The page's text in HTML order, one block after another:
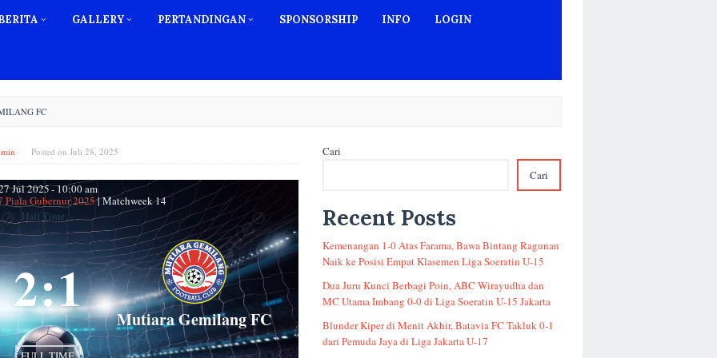
GALLERY PERTANDINGAN SPONSORSHIP INFO LOGIN
FC
Posted onJuli 28, 2025
Jul 2025-10:00 am
Piala Gubernur 2025| Matchweek 14
Half Time: -
2:1 Mutiara Gemilang FC
Cari
Cari
Recent Posts
Kemenangan 1-0 Atas Farama, Bawa Bintang Ragunan
Naik ke Posisi Empat Klasemen Liga Soeratin U-15
Dua Juru Kunci Berbagi Poin, ABC Wirayudha dan
MC Utama Imbang 0-0 di Liga Soeratin U-15 Jakarta
Blunder Kiper di Menit Akhir, Batavia FC Takluk 0-1
dari Pemuda Jaya di Liga Jakarta U-17